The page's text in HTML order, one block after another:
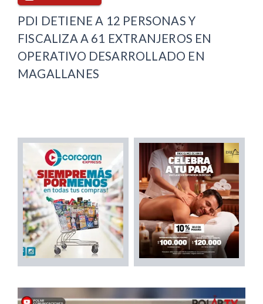
PDI DETIENE A 12 PERSONAS Y
FISCALIZA A 61 EXTRANJEROS EN
OPERATIVO DESARROLLADO EN
MAGALLANES